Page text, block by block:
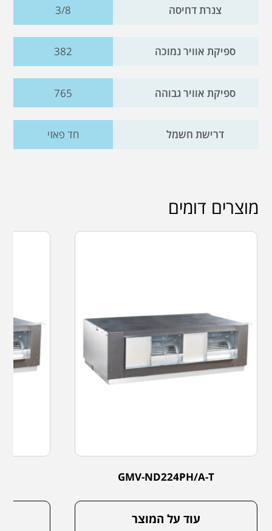
צנרת דחיסה 3/8
ספיקת אוויר נמוכה 382
ספיקת אוויר גבוהה 765
דרישת חשמל חד פאזי
מוצרים דומים
GMV-ND224PH/A-T
עוד על המוצר